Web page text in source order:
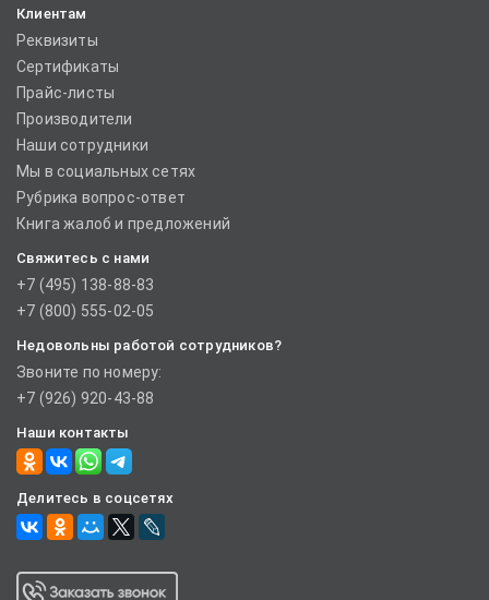
Клиентам
Реквизиты
Сертификаты
Прайс-листы
Производители
Наши сотрудники
Мы в социальных сетях
Рубрика вопрос-ответ
Книга жалоб и предложений
Свяжитесь с нами
+7 (495) 138-88-83
+7 (800) 555-02-05
Недовольны работой сотрудников?
Звоните по номеру:
+7 (926) 920-43-88
Наши контакты
Делитесь в соцсетях